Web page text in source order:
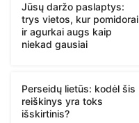
Jūsų daržo paslaptys:
trys vietos, kur pomidorai
ir agurkai augs kaip
niekad gausiai
Perseidų lietūs: kodėl šis
reiškinys yra toks
išskirtinis?